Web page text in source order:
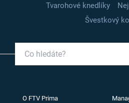
Tvarohové knedlíky
Švestkový
O FTV Prima